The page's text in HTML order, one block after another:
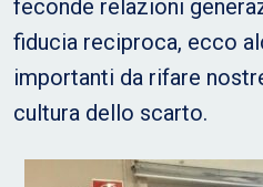
feconde relazioni
fiducia reciproca, ecco
importanti da rifare
cultura dello scarto.